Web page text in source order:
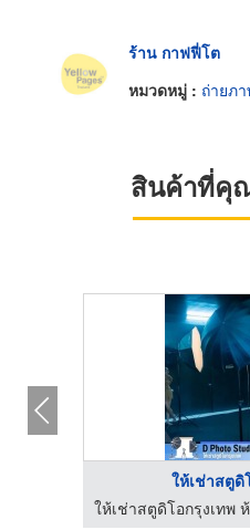
ร้าน กาฟฟี่โต
หมวดหมู่ : ถ่ายภ
สินค้าที่คุ
ให้เช่าสตูดิ